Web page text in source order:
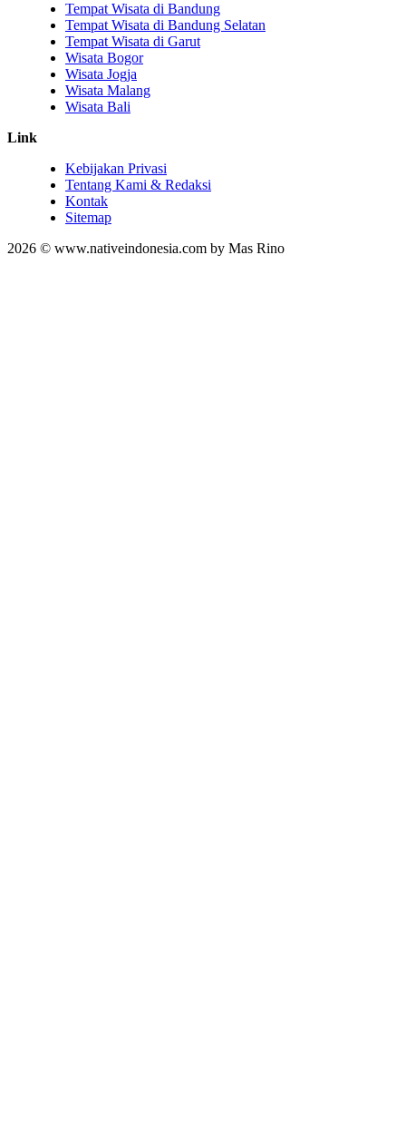
Tempat Wisata di Bandung
Tempat Wisata di Bandung Selatan
Tempat Wisata di Garut
Wisata Bogor
Wisata Jogja
Wisata Malang
Wisata Bali
Link
Kebijakan Privasi
Tentang Kami & Redaksi
Kontak
Sitemap
2026 © www.nativeindonesia.com by Mas Rino